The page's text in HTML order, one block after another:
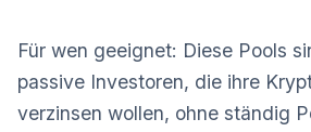
Für wen geeignet: Diese Pools
passive Investoren, die ihre
verzinsen wollen, ohne ständig